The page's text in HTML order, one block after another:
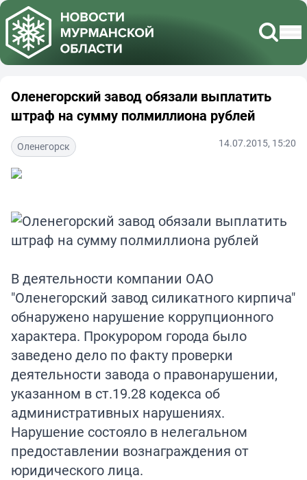
Оленегорский завод обязали выплатить
штраф на сумму полмиллиона рублей
Оленегорск 14.07.2015, 15:20
В деятельности компании ОАО
"Оленегорский завод силикатного кирпича"
обнаружено нарушение коррупционного
характера. Прокурором города было
заведено дело по факту проверки
деятельности завода о правонарушении,
указанном в ст.19.28 кодекса об
административных нарушениях.
Нарушение состояло в нелегальном
предоставлении вознаграждения от
юридического лица.